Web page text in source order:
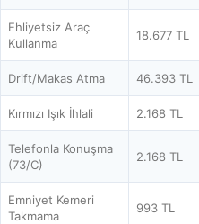
Ehliyetsiz Araç
Kullanma
18.677 TL
Drift/Makas Atma 46.393 TL
Kırmızı Işık İhlali 2.168 TL
Telefonla Konuşma
(73/C)
2.168 TL
Emniyet Kemeri
Takmama
993 TL